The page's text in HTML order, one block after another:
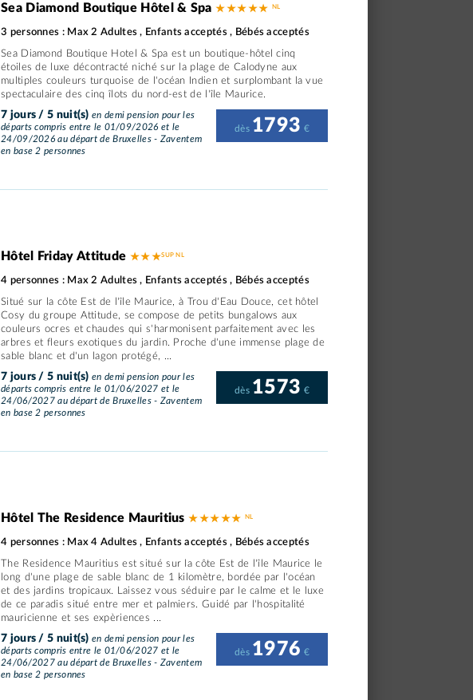
Sea Diamond Boutique Hôtel & Spa ★ ★ ★ ★ ★
3 personnes : Max 2 Adultes , Enfants acceptés , Bébés acceptés
Sea Diamond Boutique Hotel & Spa est un boutique-hôtel cinq
étoiles de luxe décontracté niché sur la plage de Calodyne aux
multiples couleurs turquoise de l'océan Indien et surplombant la vue
spectaculaire des cinq îlots du nord-est de l'île Maurice.
7 jours / 5 nuit(s) en demi pension pour les
départs compris entre le 01/09/2026 et le
24/09/2026 au départ de Bruxelles - Zaventem
en base 2 personnes
dès 1793 €
Hôtel Friday Attitude ★ ★ ★
4 personnes : Max 2 Adultes , Enfants acceptés , Bébés acceptés
Situé sur la côte Est de l'île Maurice, à Trou d'Eau Douce, cet hôtel
Cosy du groupe Attitude, se compose de petits bungalows aux
couleurs ocres et chaudes qui s'harmonisent parfaitement avec les
arbres et fleurs exotiques du jardin. Proche d'une immense plage de
sable blanc et d'un lagon protégé, ...
7 jours / 5 nuit(s) en demi pension pour les
départs compris entre le 01/06/2027 et le
24/06/2027 au départ de Bruxelles - Zaventem
en base 2 personnes
dès 1573 €
Hôtel The Residence Mauritius ★ ★ ★ ★ ★
4 personnes : Max 4 Adultes , Enfants acceptés , Bébés acceptés
The Residence Mauritius est situé sur la côte Est de l'île Maurice le
long d'une plage de sable blanc de 1 kilomètre, bordée par l'océan
et des jardins tropicaux. Laissez vous séduire par le calme et le luxe
de ce paradis situé entre mer et palmiers. Guidé par l'hospitalité
mauricienne et ses expèriences ...
7 jours / 5 nuit(s) en demi pension pour les
départs compris entre le 01/06/2027 et le
24/06/2027 au départ de Bruxelles - Zaventem
en base 2 personnes
dès 1976 €